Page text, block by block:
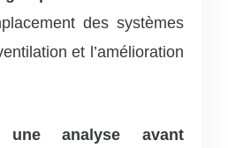
des systèmes
et l’amélioration
une analyse avant